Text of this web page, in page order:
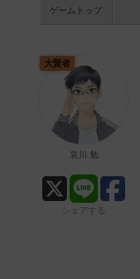
ゲーム トップ
大賢者
哀川 勉
シェアする